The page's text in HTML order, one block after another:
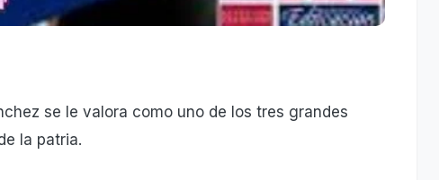
se le valora como uno de los tres grandes
la patria.